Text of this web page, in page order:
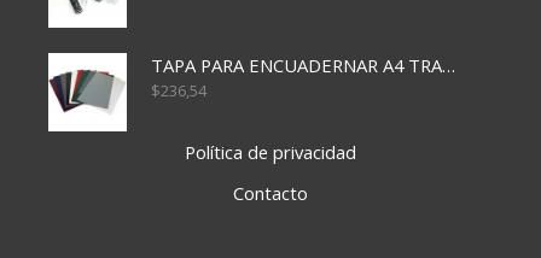
TAPA PARA ENCUADERNAR A4 TRANSP x50x500
$236,54
Política de privacidad
Contacto